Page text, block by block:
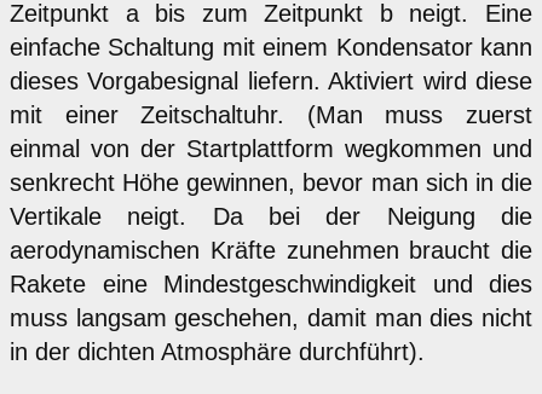
Zeitpunkt a bis zum Zeitpunkt b neigt. Eine
einfache Schaltung mit einem Kondensator kann
dieses Vorgabesignal liefern. Aktiviert wird diese
mit einer Zeitschaltuhr. (Man muss zuerst
einmal von der Startplattform wegkommen und
senkrecht Höhe gewinnen, bevor man sich in die
Vertikale neigt. Da bei der Neigung die
aerodynamischen Kräfte zunehmen braucht die
Rakete eine Mindestgeschwindigkeit und dies
muss langsam geschehen, damit man dies nicht
in der dichten Atmosphäre durchführt).